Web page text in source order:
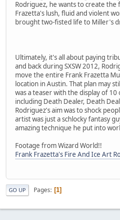
Rodriguez, he wants to create
Frazetta's lush, fluid and violent
brought two-fisted life to Miller's
Ultimately, it's all about paying
and back during SXSW 2012,
move the entire Frank Frazetta
location in Austin. That plan may
was a teaser with the display of 10
including Death Dealer, Death
Rodriguez's aim was to shock
artist was just a schlocky fantasy
amazing technique he put into
Footage from Wizard World!!
Frank Frazetta's Fire And Ice Art
GO UP Pages 1